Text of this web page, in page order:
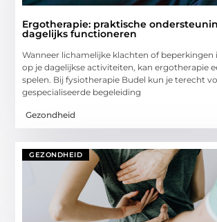
Ergotherapie: praktische
dagelijks functioneren
Wanneer lichamelijke klachten of beperkingen
op je dagelijkse activiteiten, kan ergotherapie
spelen. Bij fysiotherapie Budel kun je terecht
gespecialiseerde begeleiding
Gezondheid
GEZONDHEID